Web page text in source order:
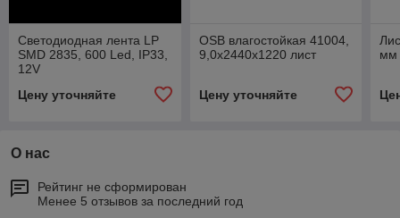
Светодиодная лента LP
SMD 2835, 600 Led, IP33,
12V
Цену уточняйте
OSB влагостойкая 41004,
9,0х2440х1220 лист
Цену уточняйте
мм
О нас
Рейтинг не сформирован
Менее 5 отзывов за последний год